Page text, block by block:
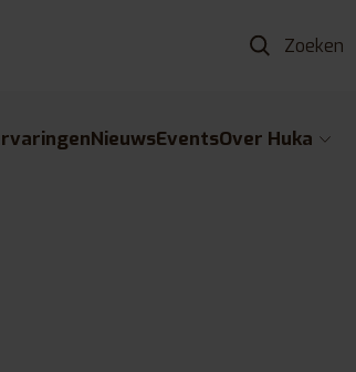
NieuwsEventsOver Huka